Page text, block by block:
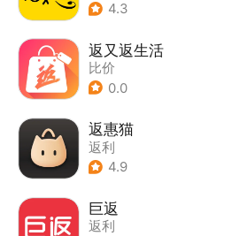
4.3
返又返生活
比价
0.0
返惠猫
返利
4.9
巨返
返利